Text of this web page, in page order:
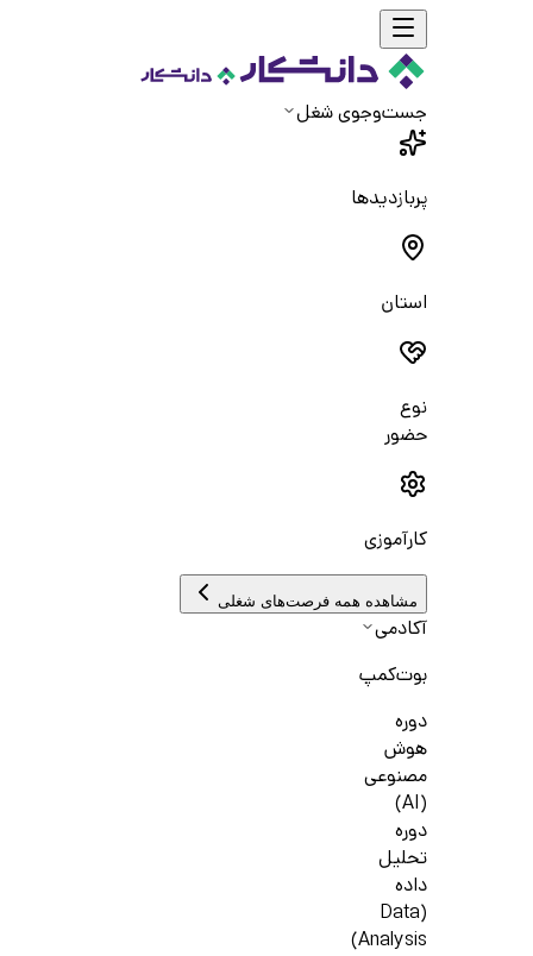
جست‌و‌جوی شغل
پربازدیدها
استان
نوع
حضور
کارآموزی
مشاهده همه فرصت‌های شغلی
آکادمی
بوت‌کمپ
دوره
هوش
مصنوعی
(AI)
دوره
تحلیل
داده
(Data
Analysis)